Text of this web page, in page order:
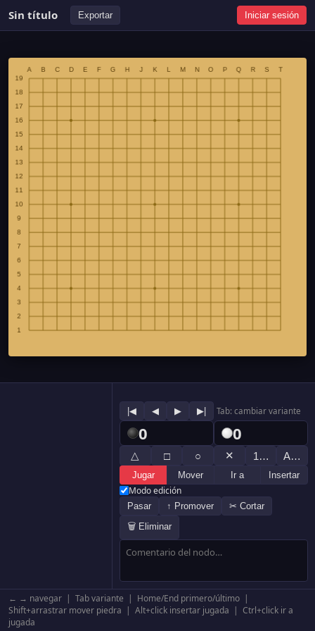
Sin título Exportar Iniciar sesión
|◀ ◀ ▶ ▶| Tab: cambiar variante
0 0
△ □ ○ ✕ 1… A…
Jugar Mover Ir a Insertar
Modo edición
Pasar ↑ Promover
✂ Cortar
🗑 Eliminar
← → navegar | Tab variante | Home/End primero/último |
Shift+arrastrar mover piedra | Alt+click insertar jugada | Ctrl+click ir a
jugada